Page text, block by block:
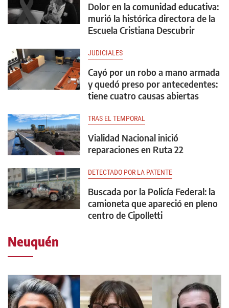
Dolor en la comunidad educativa:
murió la histórica directora de la
Escuela Cristiana Descubrir
JUDICIALES
Cayó por un robo a mano armada
y quedó preso por antecedentes:
tiene cuatro causas abiertas
TRAS EL TEMPORAL
Vialidad Nacional inició
reparaciones en Ruta 22
DETECTADO POR LA PATENTE
Buscada por la Policía Federal: la
camioneta que apareció en pleno
centro de Cipolletti
Neuquén